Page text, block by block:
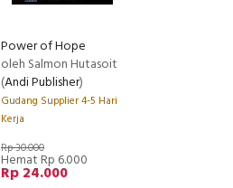
Power of Hope
oleh Salmon Hutasoit
(Andi Publisher)
Gudang Supplier 4-5 Hari
Kerja
Rp 30.000
Hemat Rp 6.000
Rp 24.000